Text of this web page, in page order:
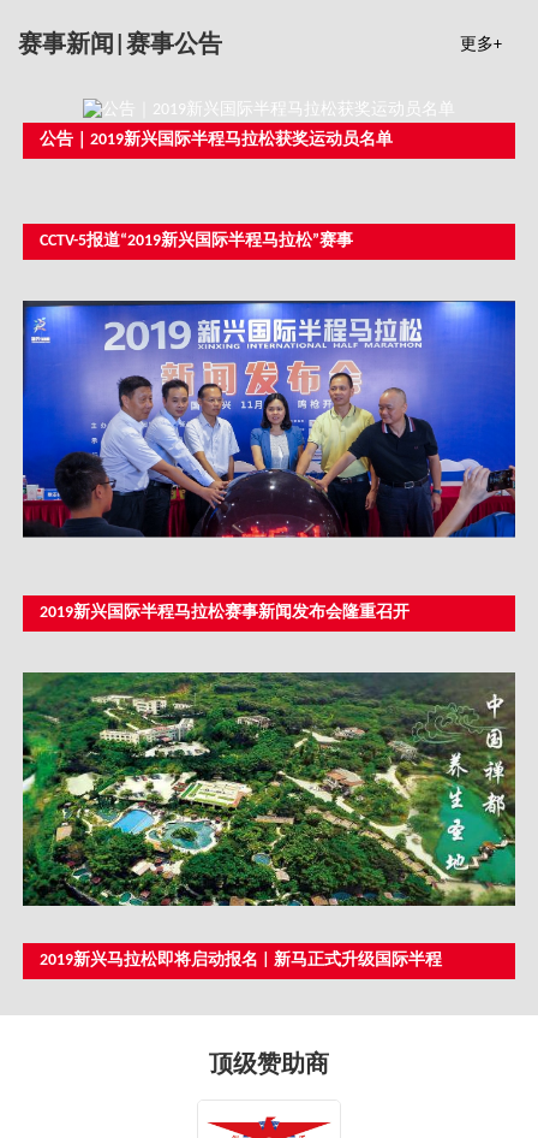
赛事新闻|赛事公告 更多+
公告｜2019新兴国际半程马拉松获奖运动员名单
CCTV-5报道“2019新兴国际半程马拉松”赛事
2019新兴国际半程马拉松赛事新闻发布会隆重召开
2019新兴马拉松即将启动报名 | 新马正式升级国际半程
顶级赞助商